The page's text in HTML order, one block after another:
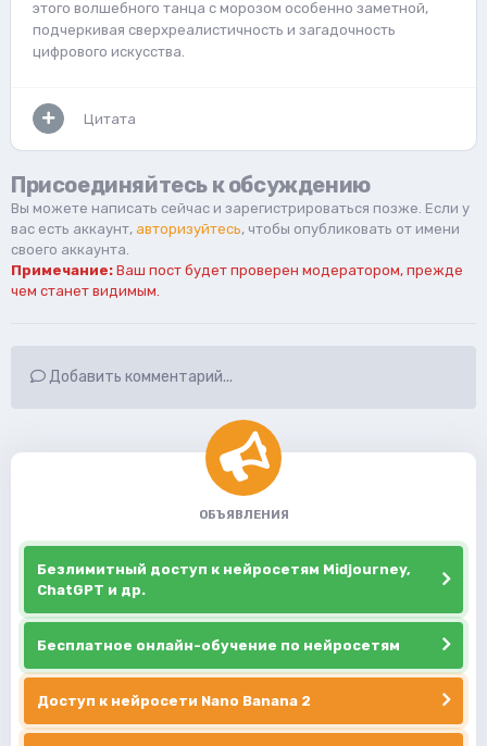
этого волшебного танца с морозом особенно заметной,
подчеркивая сверхреалистичность и загадочность
цифрового искусства.
Цитата
Присоединяйтесь к обсуждению
Вы можете написать сейчас и зарегистрироваться позже. Если у
вас есть аккаунт, авторизуйтесь, чтобы опубликовать от имени
своего аккаунта.
Примечание: Ваш пост будет проверен модератором, прежде
чем станет видимым.
Добавить комментарий...
ОБЪЯВЛЕНИЯ
Безлимитный доступ к нейросетям Midjourney,
ChatGPT и др.
Бесплатное онлайн-обучение по нейросетям
Доступ к нейросети Nano Banana 2